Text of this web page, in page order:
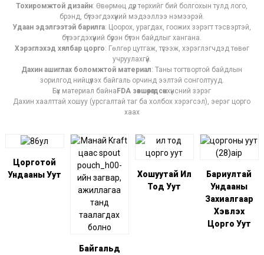
Тохиромжтой дизайн: Өвөрмөц дүр төрхийг бий болгохын тулд лого,
брэнд, бүтээгдэхүүний мэдээллээ нэмээрэй.
Удаан эдэлгээтэй барилга: Цоорох, урагдах, гоожих зэрэгт тэсвэртэй,
бүтээгдэхүүний бүрэн бүтэн байдлыг хангана.
Хэрэглэхэд хялбар цорго: Гөлгөр цутгаж, түгээж, хэрэглэгчдэд төвөг
учруулахгүй.
Дахин ашиглах боломжтой материал: Таны тогтвортой байдлын
зорилгод нийцүүлэх байгаль орчинд ээлтэй сонголтууд.
Бүх материал байнаFDA зөвшөөрөгдсөнхүнсний зэрэг
Дахин хаалттай хошуу (урсгалтай таг ба холбох хэрэгсэл), эерэг цорго
хаах
Цорготой
Ундааны Уут
Байгальд
Хошуутай Ил
Тод Уут
Бариултай
Ундааны
Захиалгаар
Хэвлэх
Цорго Уут